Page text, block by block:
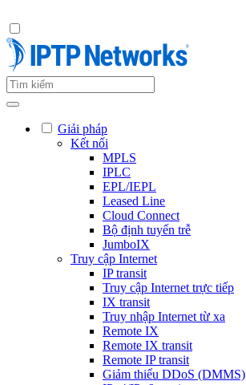
Giải pháp
Kết nối
MPLS
IPLC
EPL/IEPL
Leased Line
Cloud Connect
Bộ định tuyến trễ
JumboIX
Truy cập Internet
IP transit
Truy cập Internet trực tiếp
IX transit
Truy nhập Internet từ xa
Remote IX
Remote IX transit
Remote IP transit
Giảm thiểu DDoS (DMMS)